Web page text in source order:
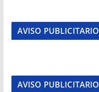
AVISO PUBLICITARIO
AVISO PUBLICITARIO